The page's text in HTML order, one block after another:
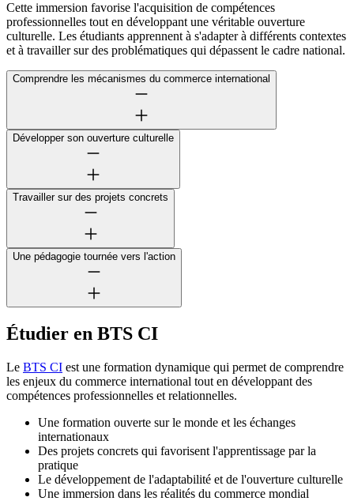
Cette immersion favorise l'acquisition de compétences
professionnelles tout en développant une véritable ouverture
culturelle. Les étudiants apprennent à s'adapter à différents contextes
et à travailler sur des problématiques qui dépassent le cadre national.
Comprendre les mécanismes du commerce international
Développer son ouverture culturelle
Travailler sur des projets concrets
Une pédagogie tournée vers l'action
Étudier en BTS CI
Le BTS CI est une formation dynamique qui permet de comprendre
les enjeux du commerce international tout en développant des
compétences professionnelles et relationnelles.
Une formation ouverte sur le monde et les échanges
internationaux
Des projets concrets qui favorisent l'apprentissage par la
pratique
Le développement de l'adaptabilité et de l'ouverture culturelle
Une immersion dans les réalités du commerce mondial